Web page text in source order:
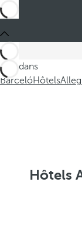
Ces dans
BarcelóHôtels
Hôtels